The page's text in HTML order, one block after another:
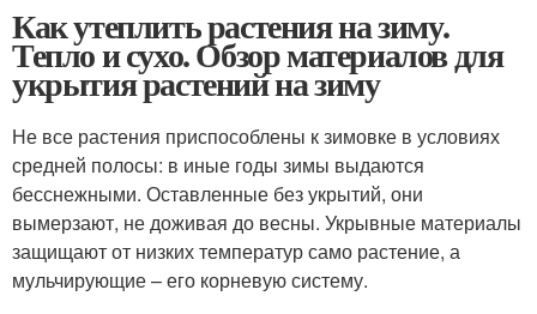
Как утеплить растения на зиму.
Тепло и сухо. Обзор материалов для
укрытия растений на зиму
Не все растения приспособлены к зимовке в условиях
средней полосы: в иные годы зимы выдаются
бесснежными. Оставленные без укрытий, они
вымерзают, не доживая до весны. Укрывные материалы
защищают от низких температур само растение, а
мульчирующие – его корневую систему.